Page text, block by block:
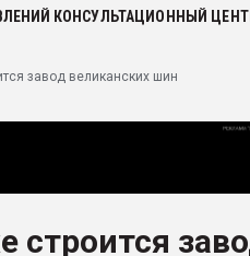
КОНСУЛЬТАЦИОННЫЙ
завод великанских шин
строится